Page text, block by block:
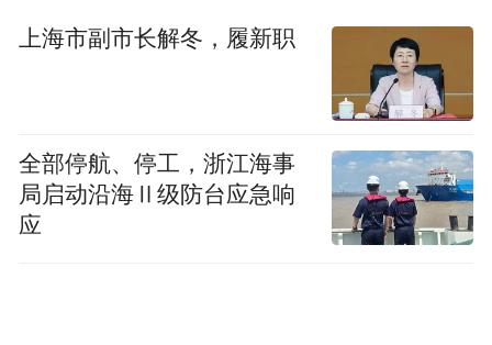
上海市副市长解冬，履新职
全部停航、停工，浙江海事
局启动沿海Ⅱ级防台应急响
应